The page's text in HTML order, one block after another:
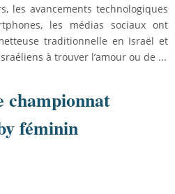
les avancements technologiques
les médias sociaux ont
traditionnelle en Israël et
à trouver l’amour ou de ...
championnat
féminin